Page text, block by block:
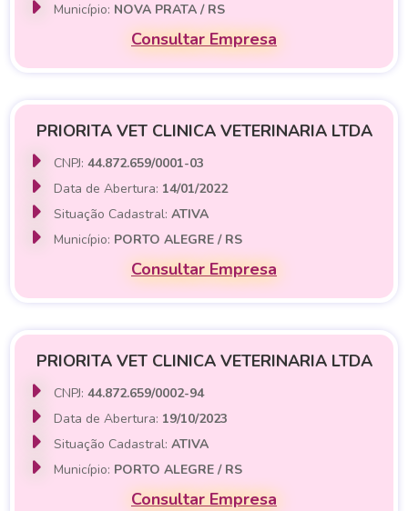
Município: NOVA PRATA / RS
Consultar Empresa
PRIORITA VET CLINICA VETERINARIA LTDA
CNPJ:44.872.659/0001-03
Data de Abertura: 14/01/2022
Situação Cadastral:ATIVA
Município: PORTO ALEGRE / RS
Consultar Empresa
PRIORITA VET CLINICA VETERINARIA LTDA
CNPJ:44.872.659/0002-94
Data de Abertura: 19/10/2023
Situação Cadastral:ATIVA
Município: PORTO ALEGRE / RS
Consultar Empresa